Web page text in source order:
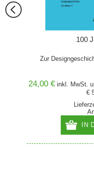
100
Zur
24,00 € inkl. MwSt.
€
IN